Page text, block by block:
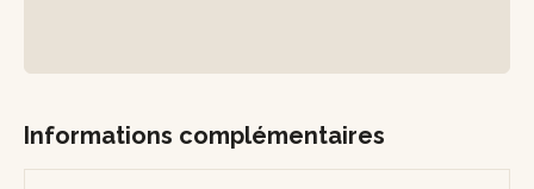
Informations complémentaires